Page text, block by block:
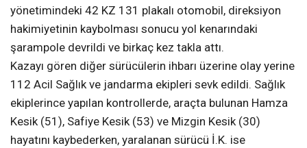
yönetimindeki 42 KZ 131 plakalı otomobil, direksiyon
hakimiyetinin kaybolması sonucu yol kenarındaki
şarampole devrildi ve birkaç kez takla attı.
Kazayı gören diğer sürücülerin ihbarı üzerine olay yerine
112 Acil Sağlık ve jandarma ekipleri sevk edildi. Sağlık
ekiplerince yapılan kontrollerde, araçta bulunan Hamza
Kesik (51), Safiye Kesik (53) ve Mizgin Kesik (30)
hayatını kaybederken, yaralanan sürücü İ.K. ise